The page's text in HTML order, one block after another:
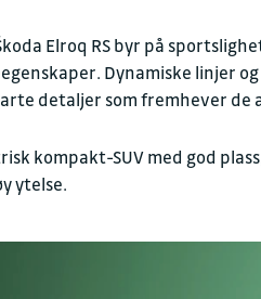
Elroq RS byr på
Dynamiske linjer
detaljer som fremhever de
kompakt-SUV med god
ytelse.